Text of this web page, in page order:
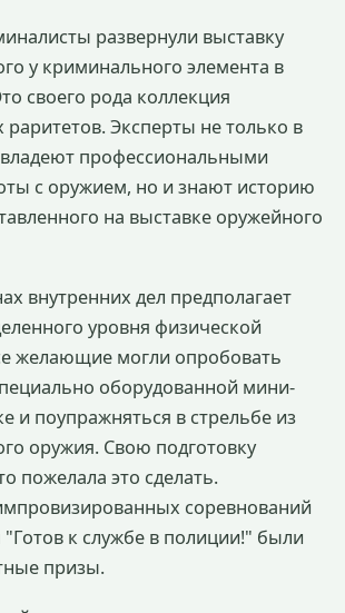
развернули выставку
у криминального элемента в
своего рода коллекция
раритетов. Эксперты не только в
профессиональными
с оружием, но и знают историю
на выставке оружейного
внутренних дел предполагает
уровня физической
желающие могли опробовать
оборудованной мини-
и поупражняться в стрельбе из
оружия. Свою подготовку
пожелала это сделать.
соревнований
к службе в полиции!" были
призы.